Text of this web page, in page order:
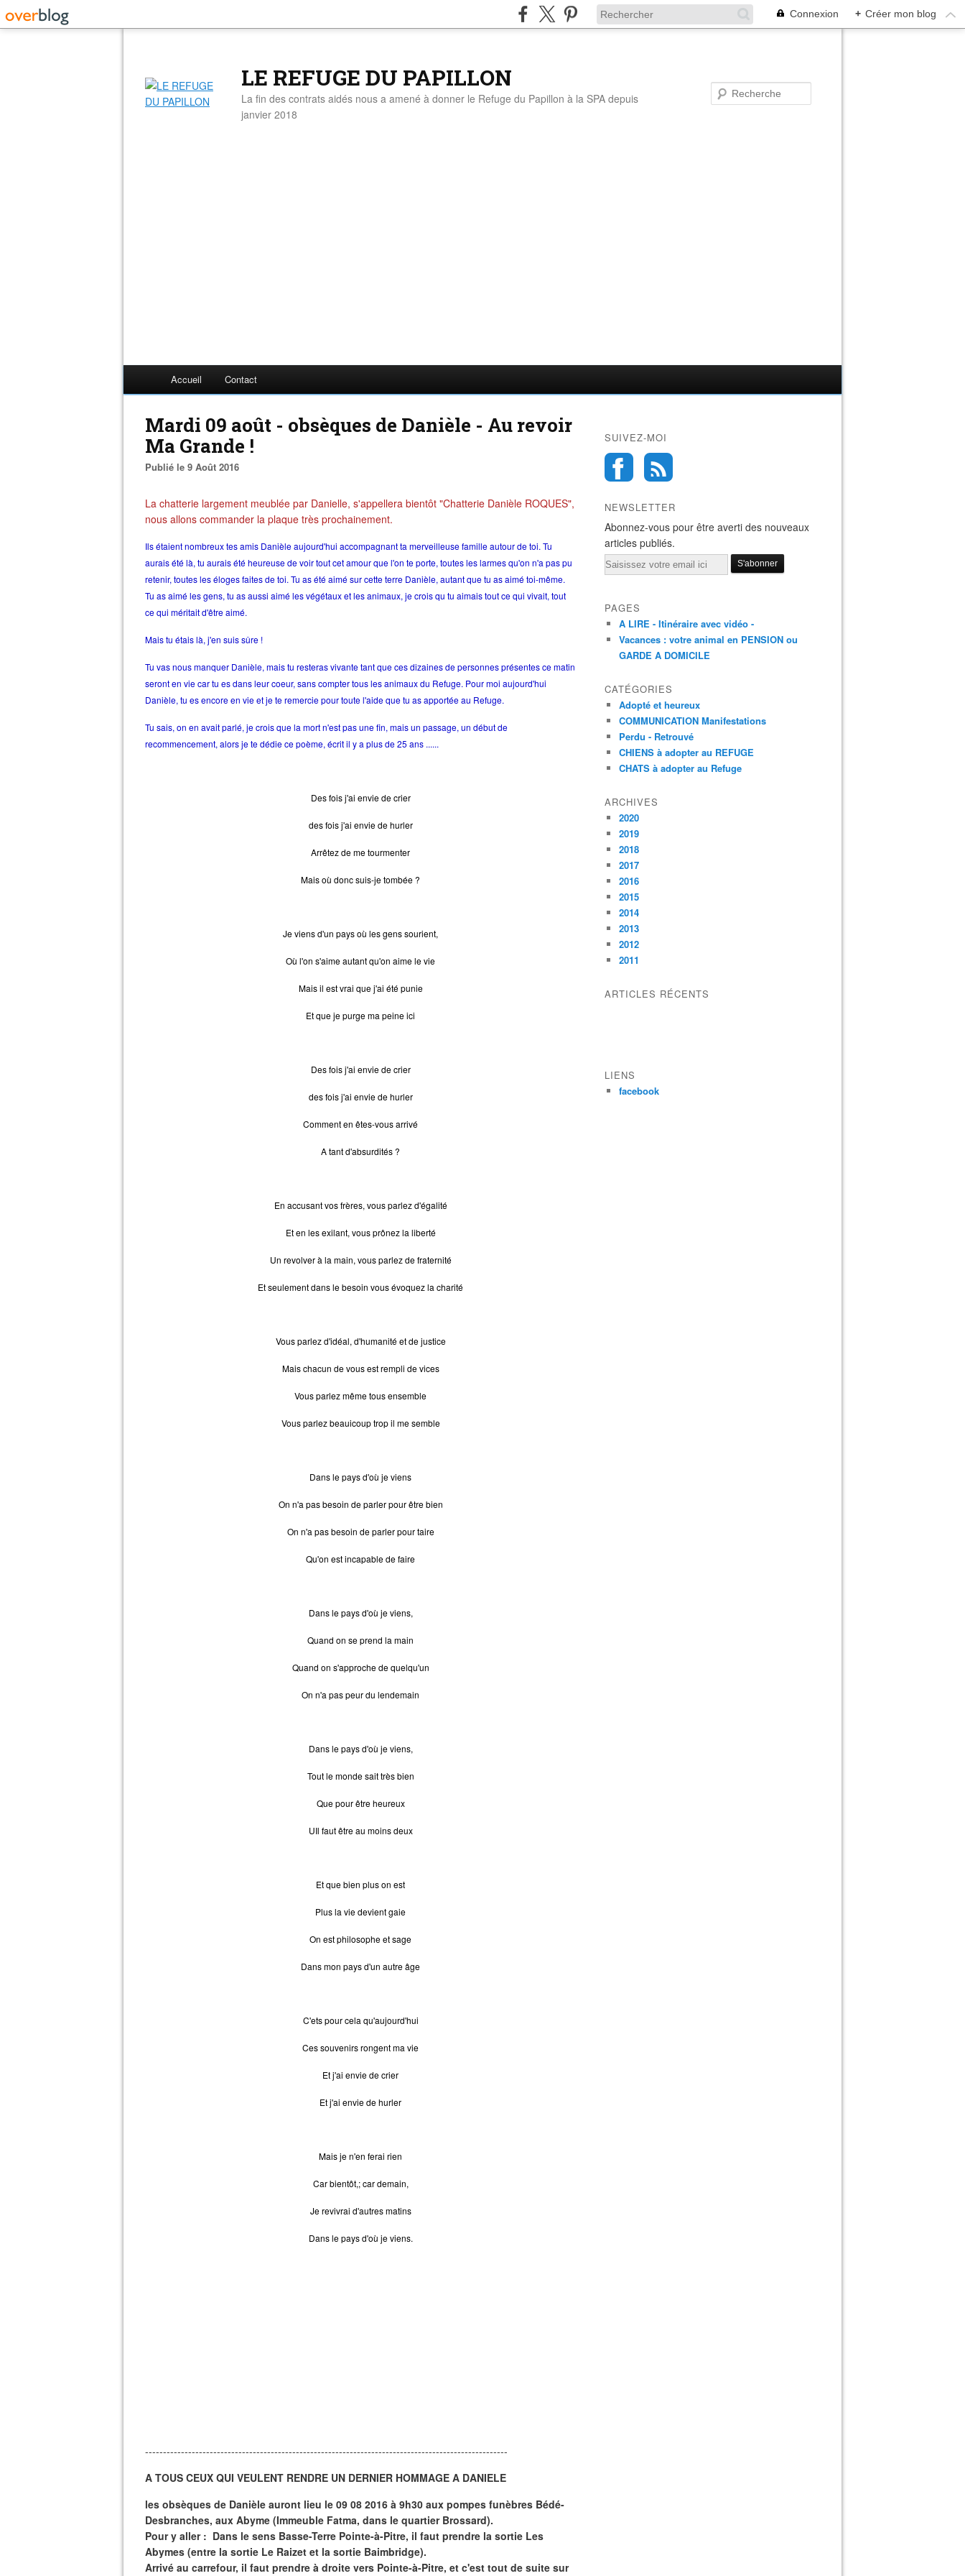
Connexion + Créer mon blog
LE REFUGE DU PAPILLON
La fin des contrats aidés nous a amené à donner le Refuge du Papillon à la SPA depuis
janvier 2018
Accueil Contact
Mardi 09 août - obsèques de Danièle - Au revoir
Ma Grande !
Publié le 9 Août 2016
La chatterie largement meublée par Danielle, s'appellera bientôt "Chatterie Danièle ROQUES",
nous allons commander la plaque très prochainement.
Ils étaient nombreux tes amis Danièle aujourd'hui accompagnant ta merveilleuse famille autour de toi. Tu
aurais été là, tu aurais été heureuse de voir tout cet amour que l'on te porte, toutes les larmes qu'on n'a pas pu
retenir, toutes les éloges faites de toi. Tu as été aimé sur cette terre Danièle, autant que tu as aimé toi-même.
Tu as aimé les gens, tu as aussi aimé les végétaux et les animaux, je crois qu tu aimais tout ce qui vivait, tout
ce qui méritait d'être aimé.
Mais tu étais là, j'en suis sûre !
Tu vas nous manquer Danièle, mais tu resteras vivante tant que ces dizaines de personnes présentes ce matin
seront en vie car tu es dans leur coeur, sans compter tous les animaux du Refuge. Pour moi aujourd'hui
Danièle, tu es encore en vie et je te remercie pour toute l'aide que tu as apportée au Refuge.
Tu sais, on en avait parlé, je crois que la mort n'est pas une fin, mais un passage, un début de
recommencement, alors je te dédie ce poème, écrit il y a plus de 25 ans ......
Des fois j'ai envie de crier
des fois j'ai envie de hurler
Arrêtez de me tourmenter
Mais où donc suis-je tombée ?
Je viens d'un pays où les gens sourient,
Où l'on s'aime autant qu'on aime le vie
Mais il est vrai que j'ai été punie
Et que je purge ma peine ici
Des fois j'ai envie de crier
des fois j'ai envie de hurler
Comment en êtes-vous arrivé
A tant d'absurdités ?
En accusant vos frères, vous parlez d'égalité
Et en les exilant, vous prônez la liberté
Un revolver à la main, vous parlez de fraternité
Et seulement dans le besoin vous évoquez la charité
Vous parlez d'idéal, d'humanité et de justice
Mais chacun de vous est rempli de vices
Vous parlez même tous ensemble
Vous parlez beauicoup trop il me semble
Dans le pays d'où je viens
On n'a pas besoin de parler pour être bien
On n'a pas besoin de parler pour taire
Qu'on est incapable de faire
Dans le pays d'où je viens,
Quand on se prend la main
Quand on s'approche de quelqu'un
On n'a pas peur du lendemain
Dans le pays d'où je viens,
Tout le monde sait très bien
Que pour être heureux
UIl faut être au moins deux
Et que bien plus on est
Plus la vie devient gaie
On est philosophe et sage
Dans mon pays d'un autre âge
C'ets pour cela qu'aujourd'hui
Ces souvenirs rongent ma vie
Et j'ai envie de crier
Et j'ai envie de hurler
Mais je n'en ferai rien
Car bientôt,; car demain,
Je revivrai d'autres matins
Dans le pays d'où je viens.
-----------------------------------------------------------------------------------------------------
A TOUS CEUX QUI VEULENT RENDRE UN DERNIER HOMMAGE A DANIELE
les obsèques de Danièle auront lieu le 09 08 2016 à 9h30 aux pompes funèbres Bédé-
Desbranches, aux Abyme (Immeuble Fatma, dans le quartier Brossard).
Pour y aller : Dans le sens Basse-Terre Pointe-à-Pitre, il faut prendre la sortie Les
Abymes (entre la sortie Le Raizet et la sortie Baimbridge).
Arrivé au carrefour, il faut prendre à droite vers Pointe-à-Pitre, et c'est tout de suite sur
SUIVEZ-MOI
NEWSLETTER
Abonnez-vous pour être averti des nouveaux
articles publiés.
Email
PAGES
A LIRE - Itinéraire avec vidéo -
Vacances : votre animal en PENSION ou
GARDE A DOMICILE
CATÉGORIES
Adopté et heureux
COMMUNICATION Manifestations
Perdu - Retrouvé
CHIENS à adopter au REFUGE
CHATS à adopter au Refuge
ARCHIVES
2020
2019
2018
2017
2016
2015
2014
2013
2012
2011
ARTICLES RÉCENTS
LIENS
facebook